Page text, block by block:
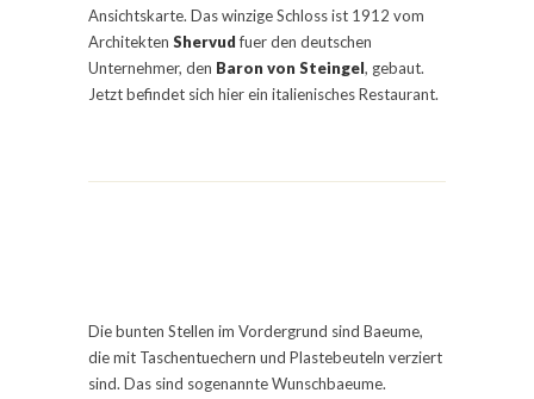
Ansichtskarte. Das winzige Schloss ist 1912 vom
Architekten Shervudfuer den deutschen
Unternehmer, den Baron von Steingel, gebaut.
Jetzt befindet sich hier ein italienisches Restaurant.
Die bunten Stellen im Vordergrund sind Baeume,
die mit Taschentuechern und Plastebeuteln verziert
sind. Das sind sogenannte Wunschbaeume.